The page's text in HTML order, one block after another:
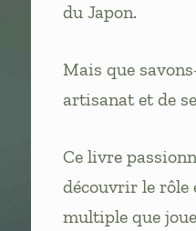
du Japon.
Mais que
artisanat et de
Ce livre
découvrir le rôle
multiple que